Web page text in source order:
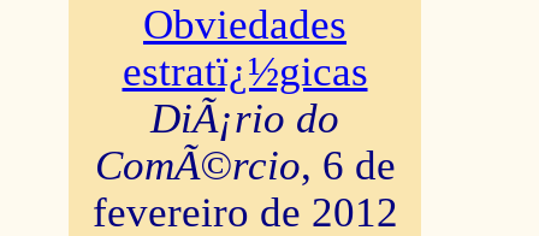
Obviedades
estratï¿½gicas
DiÃ¡rio do
ComÃ©rcio, 6 de
fevereiro de 2012